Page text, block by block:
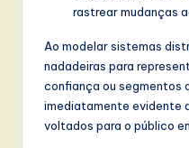
rastrear mudanças
Ao modelar sistemas
nadadeiras para
confiança ou segmentos
imediatamente evidente
voltados para o público